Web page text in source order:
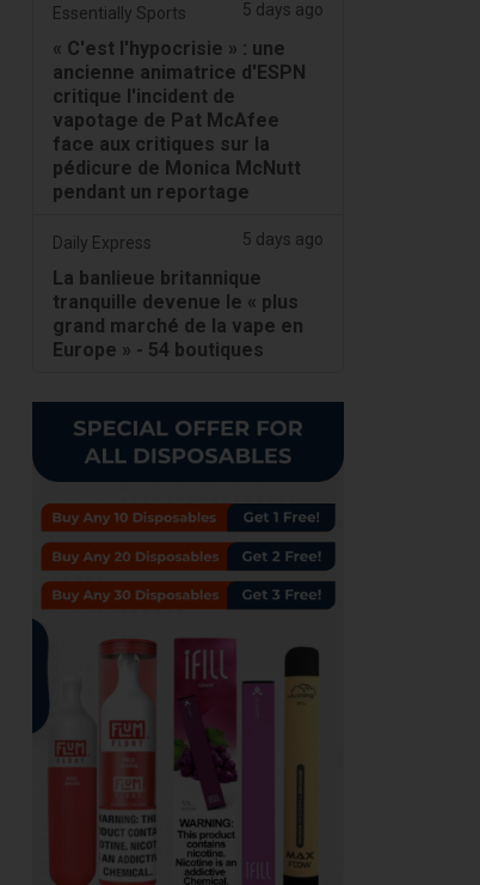
Essentially Sports 5 days ago
« C'est l'hypocrisie » : une
ancienne animatrice d'ESPN
critique l'incident de
vapotage de Pat McAfee
face aux critiques sur la
pédicure de Monica McNutt
pendant un reportage
Daily Express 5 days ago
La banlieue britannique
tranquille devenue le « plus
grand marché de la vape en
Europe » - 54 boutiques